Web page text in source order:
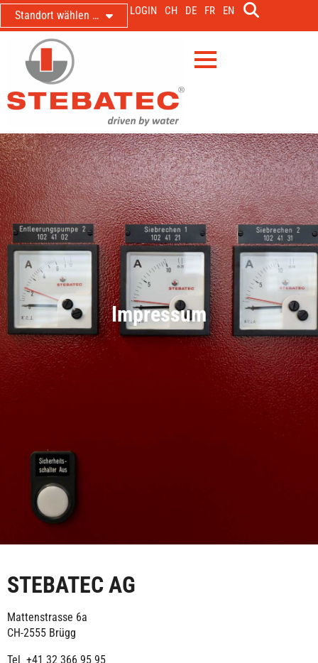
Standort wählen … LOGIN CH DE FR EN
Impressum
STEBATEC AG
Mattenstrasse 6a
CH-2555 Brügg
Tel +41 32 366 95 95